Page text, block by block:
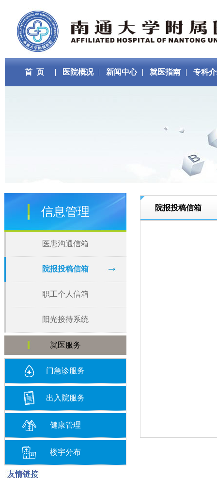
首 页 医院概况 新闻中心 就医指南 专科
信息管理
医患沟通信箱
院报投稿信箱
职工个人信箱
阳光接待系统
就医服务
门急诊服务
出入院服务
健康管理
楼宇分布
院报投稿信箱